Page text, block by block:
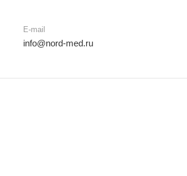
E-mail
info@nord-med.ru